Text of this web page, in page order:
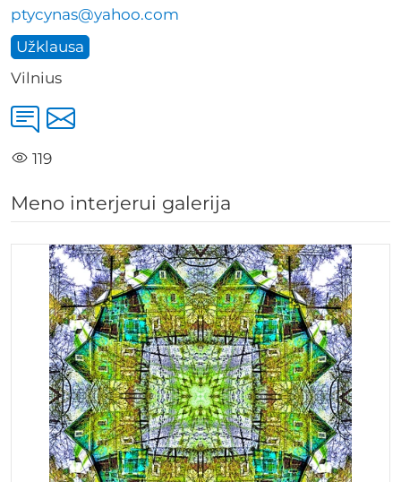
ptycynas@yahoo.com
Užklausa
Vilnius
119
Meno interjerui galerija